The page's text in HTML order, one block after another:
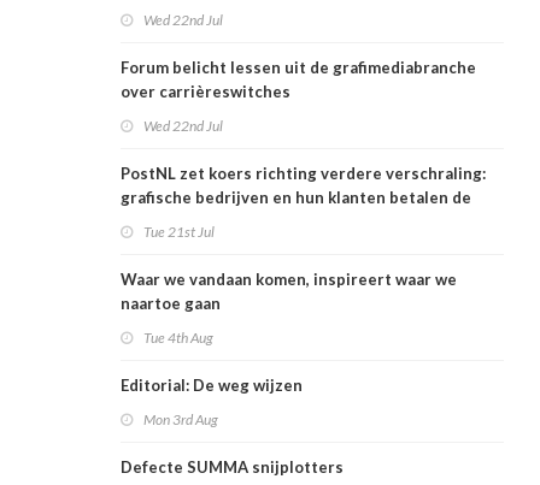
Wed 22nd Jul
Forum belicht lessen uit de grafimediabranche
over carrièreswitches
Wed 22nd Jul
PostNL zet koers richting verdere verschraling:
grafische bedrijven en hun klanten betalen de
Tue 21st Jul
Waar we vandaan komen, inspireert waar we
naartoe gaan
Tue 4th Aug
Editorial: De weg wijzen
Mon 3rd Aug
Defecte SUMMA snijplotters